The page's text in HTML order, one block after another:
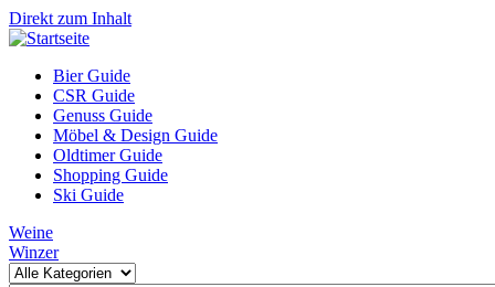
Direkt zum Inhalt
Bier Guide
CSR Guide
Genuss Guide
Möbel & Design Guide
Oldtimer Guide
Shopping Guide
Ski Guide
Weine
Winzer